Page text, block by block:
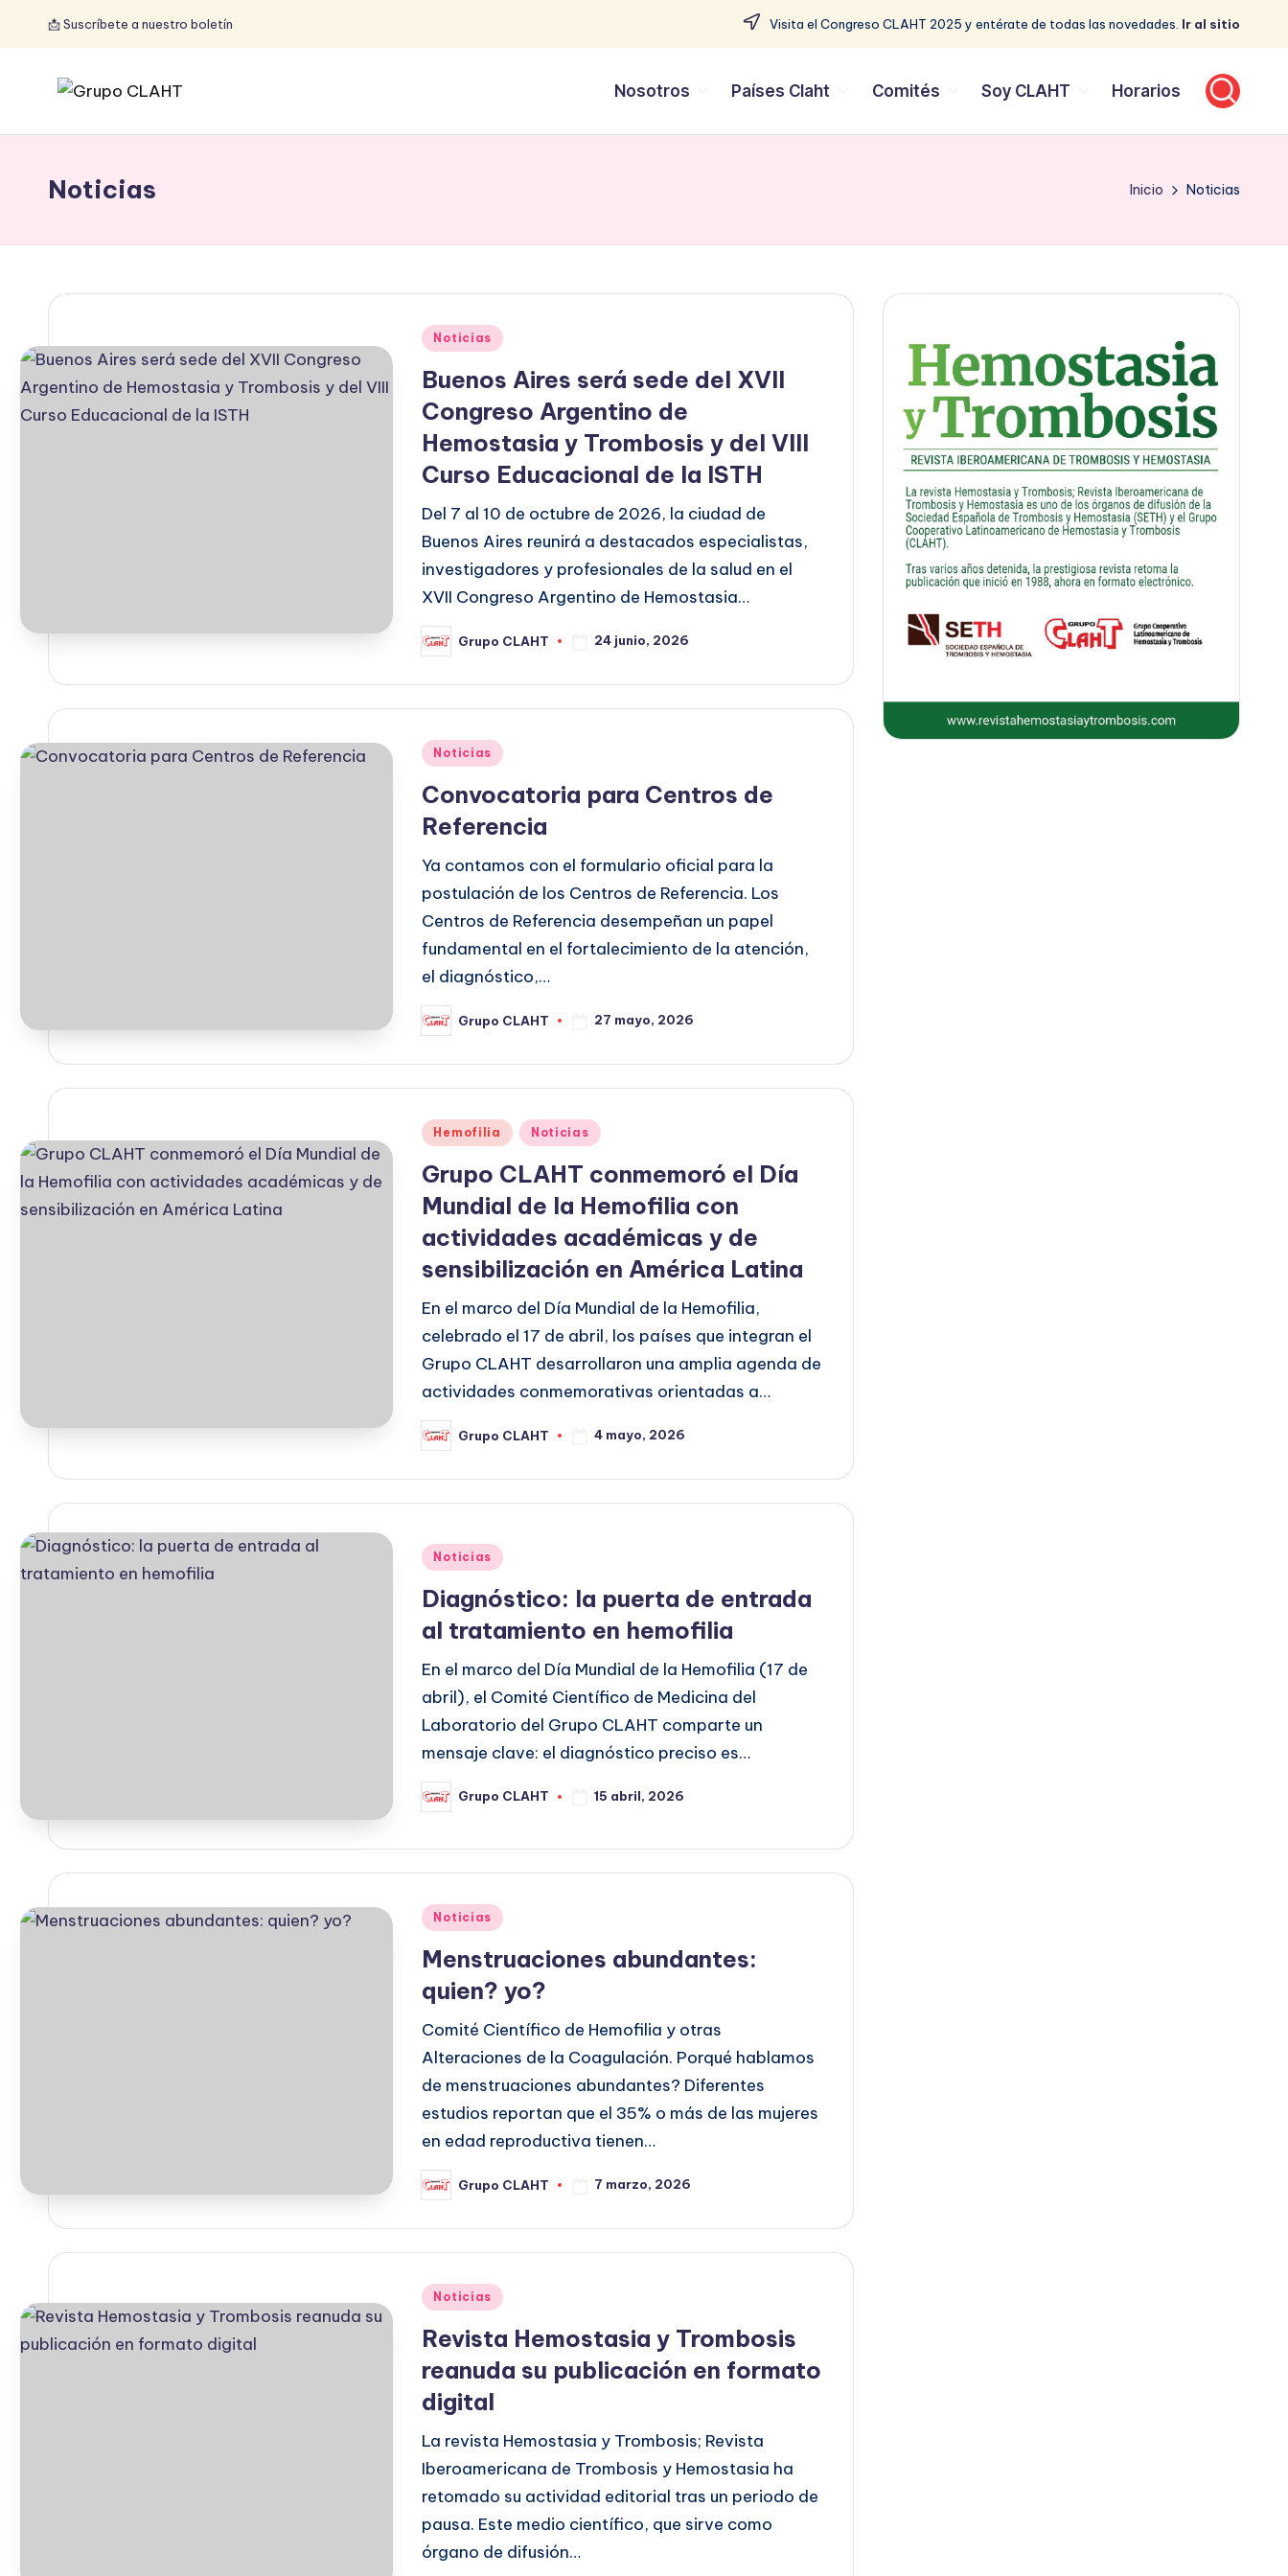
📩 Suscríbete a nuestro boletín Visita el Congreso CLAHT 2025 y entérate de todas las novedades. Ir al sitio
Nosotros Países Claht Comités Soy CLAHT Horarios
Noticias Inicio Noticias
Noticias
Buenos Aires será sede del XVII
Congreso Argentino de
Hemostasia y Trombosis y del VIII
Curso Educacional de la ISTH
Del 7 al 10 de octubre de 2026, la ciudad de
Buenos Aires reunirá a destacados especialistas,
investigadores y profesionales de la salud en el
XVII Congreso Argentino de Hemostasia…
Grupo CLAHT 24 junio, 2026
Noticias
Convocatoria para Centros de
Referencia
Ya contamos con el formulario oficial para la
postulación de los Centros de Referencia. Los
Centros de Referencia desempeñan un papel
fundamental en el fortalecimiento de la atención,
el diagnóstico,…
Grupo CLAHT 27 mayo, 2026
Hemofilia Noticias
Grupo CLAHT conmemoró el Día
Mundial de la Hemofilia con
actividades académicas y de
sensibilización en América Latina
En el marco del Día Mundial de la Hemofilia,
celebrado el 17 de abril, los países que integran el
Grupo CLAHT desarrollaron una amplia agenda de
actividades conmemorativas orientadas a…
Grupo CLAHT 4 mayo, 2026
Noticias
Diagnóstico: la puerta de entrada
al tratamiento en hemofilia
En el marco del Día Mundial de la Hemofilia (17 de
abril), el Comité Científico de Medicina del
Laboratorio del Grupo CLAHT comparte un
mensaje clave: el diagnóstico preciso es…
Grupo CLAHT 15 abril, 2026
Noticias
Menstruaciones abundantes:
quien? yo?
Comité Científico de Hemofilia y otras
Alteraciones de la Coagulación. Porqué hablamos
de menstruaciones abundantes? Diferentes
estudios reportan que el 35% o más de las mujeres
en edad reproductiva tienen…
Grupo CLAHT 7 marzo, 2026
Noticias
Revista Hemostasia y Trombosis
reanuda su publicación en formato
digital
La revista Hemostasia y Trombosis; Revista
Iberoamericana de Trombosis y Hemostasia ha
retomado su actividad editorial tras un periodo de
pausa. Este medio científico, que sirve como
órgano de difusión…